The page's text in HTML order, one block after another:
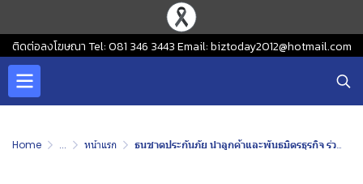
ติดต่อลงโฆษณา Tel: 081 346 3443 Email: biztoday2012@hotmail.com
Home ... หน้าแรก ธนชาตประกันภัย นำลูกค้าและพันธมิตรธุรกิจ ร่วมพิธีสมโภชศักดิ์สิทธิ์ สืบสานศรัทธา 200 ปี ศาลเจ้ากะทู้ จ.ภูเก็ต